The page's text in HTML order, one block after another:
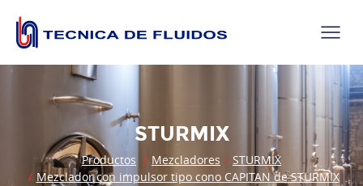
STURMIX
Productos Mezcladores
STURMIX
Mezclador con impulsor tipo cono CAPITAN de STURMIX